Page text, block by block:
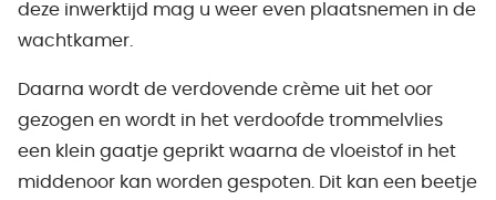
deze inwerktijd mag u weer even plaatsnemen in de
wachtkamer.
Daarna wordt de verdovende crème uit het oor
gezogen en wordt in het verdoofde trommelvlies
een klein gaatje geprikt waarna de vloeistof in het
middenoor kan worden gespoten. Dit kan een beetje